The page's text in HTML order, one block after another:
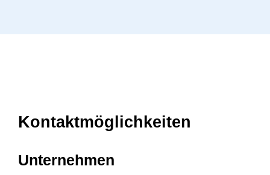
Kontaktmöglichkeiten
Unternehmen